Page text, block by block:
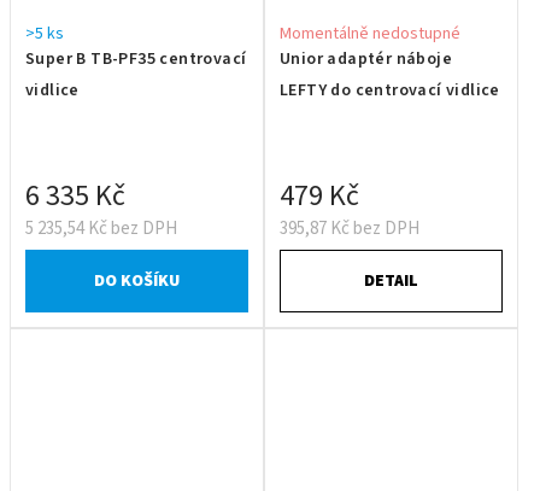
Super B TB-PF35 centrovací
vidlice
>5 ks
5 235,54 Kč bez DPH
6 335 Kč
DO KOŠÍKU
Unior adaptér náboje
LEFTY do centrovací vidlice
Momentálně nedostupné
395,87 Kč bez DPH
479 Kč
DETAIL